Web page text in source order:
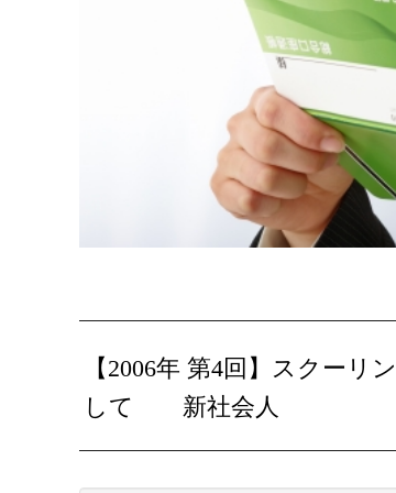
【2006年 第4回】スクー
して 新社会人